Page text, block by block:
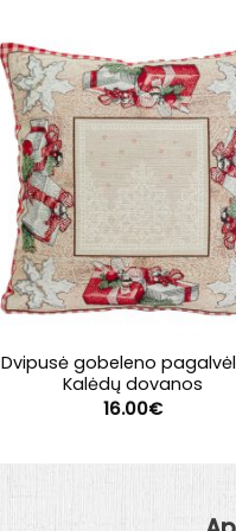
Dvipusė gobeleno
Kalėdų dovanos
16.00€